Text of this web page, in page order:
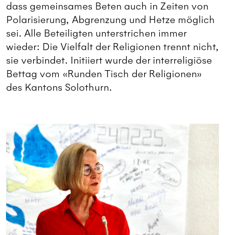
dass gemeinsames Beten auch in Zeiten von
Polarisierung, Abgrenzung und Hetze möglich
sei. Alle Beteiligten unterstrichen immer
wieder: Die Vielfalt der Religionen trennt nicht,
sie verbindet. Initiiert wurde der interreligiöse
Bettag vom «Runden Tisch der Religionen»
des Kantons Solothurn.